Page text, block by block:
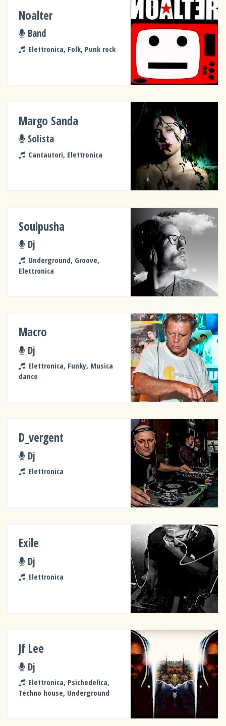
Noalter
Band
Elettronica, Folk, Punk rock
Margo Sanda
Solista
Cantautori, Elettronica
Soulpusha
Dj
Underground, Groove,
Elettronica
Macro
Dj
Elettronica, Funky, Musica
dance
D_vergent
Dj
Elettronica
Exile
Dj
Elettronica
Jf Lee
Dj
Elettronica, Psichedelica,
Techno house, Underground